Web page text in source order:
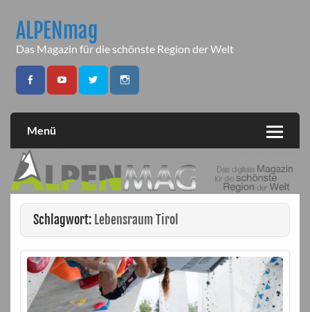
contentALPENmag
Das Magazin für die schönste Region der Welt
Menü
Schlagwort: Lebensraum Tirol